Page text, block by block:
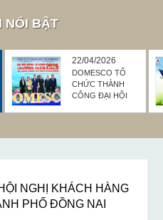
NỔI BẬT
22/04/2026
DOMESCO TỔ
CHỨC THÀNH
CÔNG ĐẠI HỘI
NGHỊ KHÁCH HÀNG
PHỐ ĐỒNG NAI